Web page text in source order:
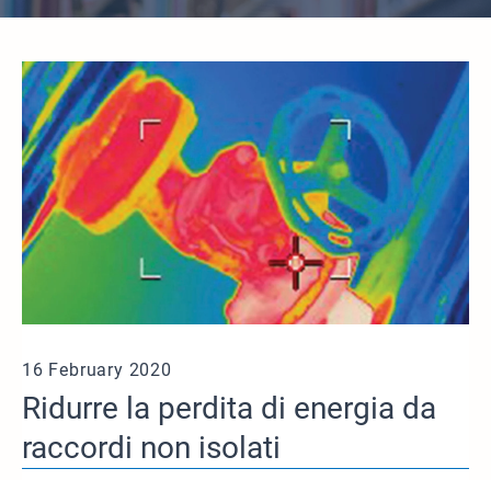
16 February 2020
Ridurre la perdita di energia da
raccordi non isolati